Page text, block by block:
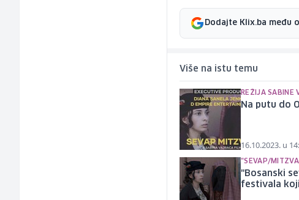
Dodajte Klix.ba među
Više na istu temu
REŽIJA SABINE
Na putu do
16.10.2023. u
"SEVAP/
"Bosanski
festivala